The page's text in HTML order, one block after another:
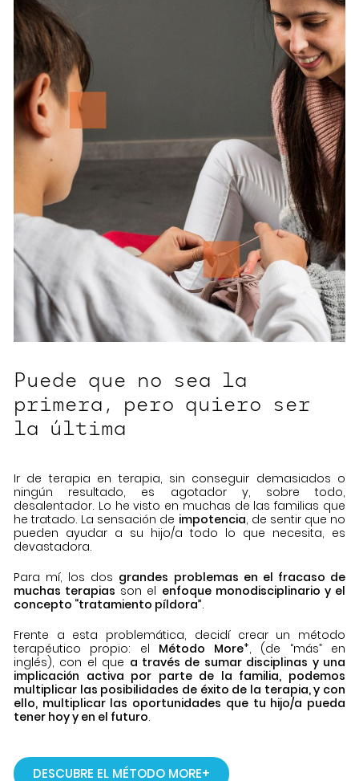
Puede que no sea la
primera, pero quiero ser
la última
Ir de terapia en terapia, sin conseguir demasiados o
ningún resultado, es agotador y, sobre todo,
desalentador. Lo he visto en muchas de las familias que
he tratado. La sensación de impotencia, de sentir que no
pueden ayudar a su hijo/a todo lo que necesita, es
devastadora.
Para mí, los dos grandes problemas en el fracaso de
muchas terapias son el enfoque monodisciplinario y el
concepto “tratamiento píldora”.
Frente a esta problemática, decidí crear un método
terapéutico propio: el Método More+, (de “más” en
inglés), con el que a través de sumar disciplinas y una
implicación activa por parte de la familia, podemos
multiplicar las posibilidades de éxito de la terapia, y con
ello, multiplicar las oportunidades que tu hijo/a pueda
tener hoy y en el futuro.
DESCUBRE EL MÉTODO MORE+